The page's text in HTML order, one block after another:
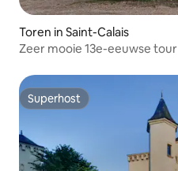
Toren in Saint-Calais
Zeer mooie 13e-eeuwse tour
Superhost
Superhost